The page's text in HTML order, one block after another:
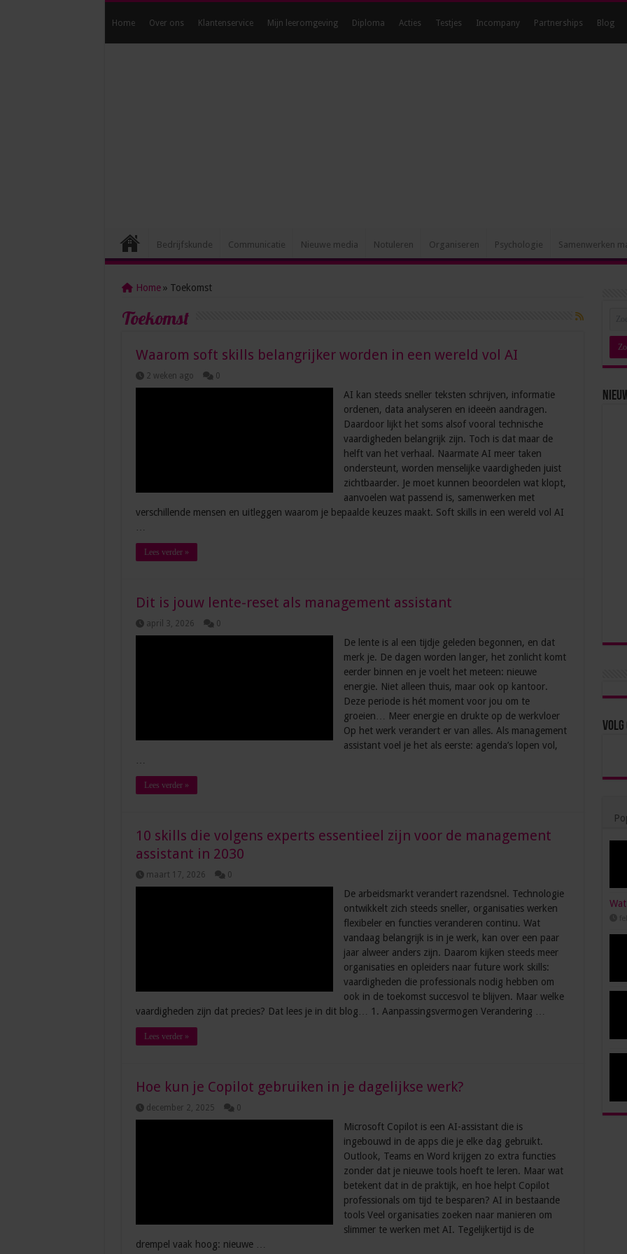
Home Over ons Klantenservice Mijn leeromgeving Diploma Acties Testjes Incompany Partnerships Blog
Bedrijfskunde Communicatie Nieuwe media Notuleren Organiseren Psychologie Samenwerken
Home » Toekomst
Toekomst
Waarom soft skills belangrijker worden in een wereld vol AI
2 weken ago 0
AI kan steeds sneller teksten schrijven, informatie
ordenen, data analyseren en ideeën aandragen.
Daardoor lijkt het soms alsof vooral technische
vaardigheden belangrijk zijn. Toch is dat maar de
helft van het verhaal. Naarmate AI meer taken
ondersteunt, worden menselijke vaardigheden juist
zichtbaarder. Je moet kunnen beoordelen wat klopt,
aanvoelen wat passend is, samenwerken met
verschillende mensen en uitleggen waarom je bepaalde keuzes maakt. Soft skills in een wereld vol AI
Lees verder »
Dit is jouw lente-reset als management assistant
april 3, 2026 0
De lente is al een tijdje geleden begonnen, en dat
merk je. De dagen worden langer, het zonlicht komt
eerder binnen en je voelt het meteen: nieuwe
energie. Niet alleen thuis, maar ook op kantoor.
Deze periode is hét moment voor jou om te
groeien… Meer energie en drukte op de werkvloer
Op het werk verandert er van alles. Als management
assistant voel je het als eerste: agenda’s lopen vol,
Lees verder »
10 skills die volgens experts essentieel zijn voor de management
assistant in 2030
maart 17, 2026 0
De arbeidsmarkt verandert razendsnel. Technologie
ontwikkelt zich steeds sneller, organisaties werken
flexibeler en functies veranderen continu. Wat
vandaag belangrijk is in je werk, kan over een paar
jaar alweer anders zijn. Daarom kijken steeds meer
organisaties en opleiders naar future work skills:
vaardigheden die professionals nodig hebben om
ook in de toekomst succesvol te blijven. Maar welke
vaardigheden zijn dat precies? Dat lees je in dit blog… 1. Aanpassingsvermogen Verandering …
Lees verder »
Hoe kun je Copilot gebruiken in je dagelijkse werk?
december 2, 2025 0
Microsoft Copilot is een AI-assistant die is
ingebouwd in de apps die je elke dag gebruikt.
Outlook, Teams en Word krijgen zo extra functies
zonder dat je nieuwe tools hoeft te leren. Maar wat
betekent dat in de praktijk, en hoe helpt Copilot
professionals om tijd te besparen? AI in bestaande
tools Veel organisaties zoeken naar manieren om
slimmer te werken met AI. Tegelijkertijd is de
drempel vaak hoog: nieuwe …
Volg